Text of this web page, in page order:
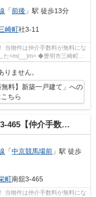
「前後 」駅 徒歩13分
崎町社3-11
当物件は仲介手数料が無料にな
◆豊明市三崎町社
ません。
料】新築一戸建て」への
ちら
手数料無料】新築一戸建て
「中京競馬場前 」駅 徒歩
町南舘3-465
当物件は仲介手数料が無料にな